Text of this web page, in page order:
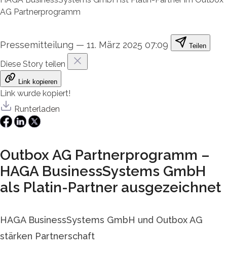
AG Partnerprogramm
Pressemitteilung — 11. März 2025 07:09 Teilen
Diese Story teilen
Link kopieren
Link wurde kopiert!
Runterladen
Outbox AG Partnerprogramm –
HAGA BusinessSystems GmbH
als Platin-Partner ausgezeichnet
HAGA BusinessSystems GmbH und Outbox AG
stärken Partnerschaft